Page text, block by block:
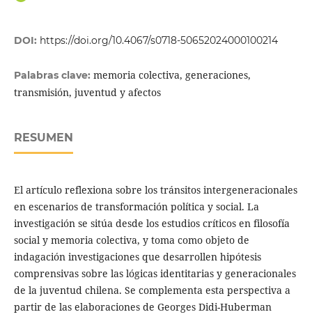
DOI: https://doi.org/10.4067/s0718-50652024000100214
Palabras clave: memoria colectiva, generaciones,
transmisión, juventud y afectos
RESUMEN
El artículo reflexiona sobre los tránsitos intergeneracionales
en escenarios de transformación política y social. La
investigación se sitúa desde los estudios críticos en filosofía
social y memoria colectiva, y toma como objeto de
indagación investigaciones que desarrollen hipótesis
comprensivas sobre las lógicas identitarias y generacionales
de la juventud chilena. Se complementa esta perspectiva a
partir de las elaboraciones de Georges Didi-Huberman